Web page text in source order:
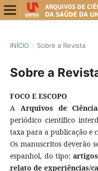
INÍCIO / Sobre a Revista
Sobre a
FOCO E ESCOPO
A Arquivos de
periódico científico
taxa para a publicação e
Os manuscritos deverão
espanhol, do tipo:
relato de experiências/